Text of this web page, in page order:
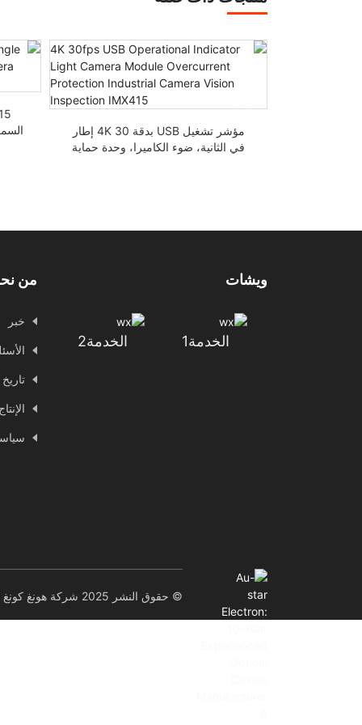
مؤشر تشغيل USB بدقة 4K 30 إطار
في الثانية، ضوء الكاميرا، وحدة حماية
ويشات
الخدمة1 الخدمة2
من
خبر
© حقوق النشر 2025 شركة هونغ كونغ أو-ستار إلكترون تكنولوجي المحدودة. جميع الحقوق محفوظة.